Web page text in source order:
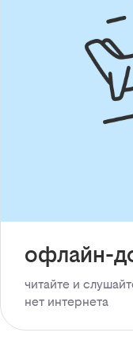
офлайн-
читайте и
нет интернета